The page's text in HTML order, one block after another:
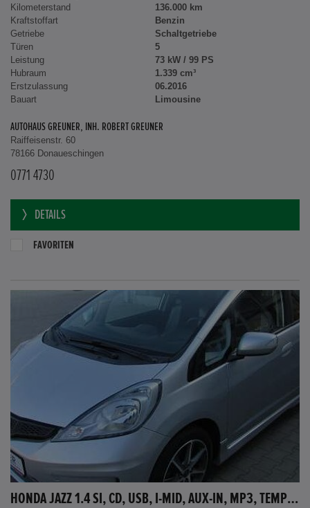
Kilometerstand
136.000 km
Kraftstoffart
Benzin
Getriebe
Schaltgetriebe
Türen
5
Leistung
73 kW / 99 PS
Hubraum
1.339 cm³
Erstzulassung
06.2016
Bauart
Limousine
AUTOHAUS GREUNER, INH. ROBERT GREUNER
Raiffeisenstr. 60
78166 Donaueschingen
0771 4730
DETAILS
FAVORITEN
HONDA JAZZ 1.4 SI, CD, USB, I-MID, AUX-IN, MP3, TEMPOMAT